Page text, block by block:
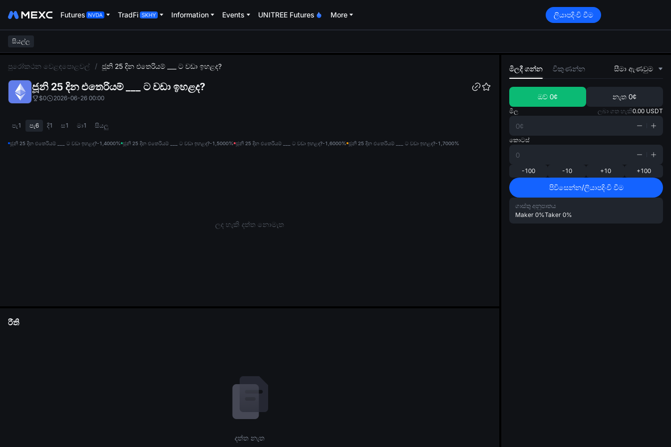
Futures TradFi Information Events UNITREE Futures More ලියාපදිංචි වීම
සියල්ල
පුරෝකථන වෙළඳපොළවල් / ජූනි 25 දින එතෙරියම් ___ ට වඩා ඉහළද?
ජූනි 25 දින එතෙරියම් ___ ට වඩා ඉහළද?
$0 2026-06-26 00:00
පැ1 පැ6 දි1 ස1 මා1 සියලු
ජූනි 25 දින එතෙරියම් ___ ට වඩා ඉහළද?-1,4000% ජූනි 25 දින එතෙරියම් ___ ට වඩා ඉහළද?-1,5000% ජූනි 25 දින එතෙරියම් ___ ට වඩා ඉහළද?-1,6000% ජූනි 25 දින එතෙරියම් ___ ට වඩා ඉහළද?-1,7000%
ලද හැකි දත්ත නොමැත
රීති
දත්ත නැත
මිලදී ගන්න විකුණන්න සීමා ඇණවුම
ඔව් 0¢ නැත 0¢
මිල ලබා ගත හැකි0.00 USDT
කොටස්
-100 -10 +10 +100
පිවිසෙන්න/ලියාපදිංචි වීම
ගාස්තු අනුපාතය
Maker 0%Taker 0%